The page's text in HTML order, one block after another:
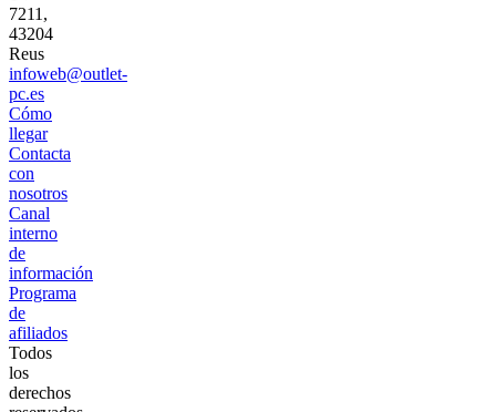
7211,
43204
Reus
infoweb@outlet-
pc.es
Cómo
llegar
Contacta
con
nosotros
Canal
interno
de
información
Programa
de
afiliados
Todos
los
derechos